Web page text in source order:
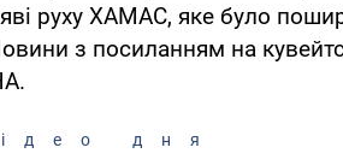
руху ХАМАС, яке було
з посиланням на
дня